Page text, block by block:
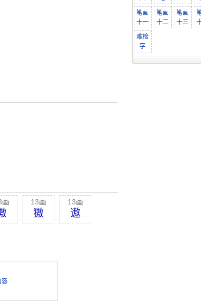
画 13画
獓
13画
遨
容
笔画
十一
笔画
十二
笔画
十三
难检
字